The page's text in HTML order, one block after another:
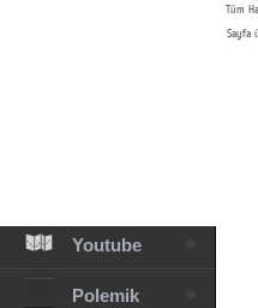
Youtube
Polemik
Tüm
Sayfa